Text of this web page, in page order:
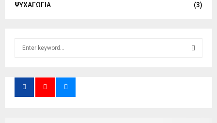
ΨΥΧΑΓΩΓΙΑ
(3)